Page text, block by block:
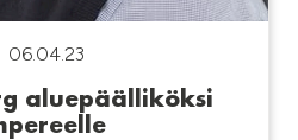
06.04.23
aluepäälliköksi